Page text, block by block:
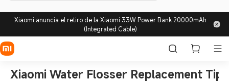
Xiaomi anuncia el retiro de la Xiaomi 33W Power Bank 20000mAh
(Integrated Cable)
Xiaomi Water Flosser Replacement Tips